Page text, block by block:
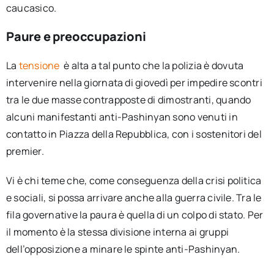
caucasico.
Paure e preoccupazioni
La tensione è alta a tal punto che la polizia è dovuta
intervenire nella giornata di giovedì per impedire scontri
tra le due masse contrapposte di dimostranti, quando
alcuni manifestanti anti-Pashinyan sono venuti in
contatto in Piazza della Repubblica, con i sostenitori del
premier.
Vi è chi teme che, come conseguenza della crisi politica
e sociali, si possa arrivare anche alla guerra civile. Tra le
fila governative la paura è quella di un colpo di stato. Per
il momento è la stessa divisione interna ai gruppi
dell’opposizione a minare le spinte anti-Pashinyan.